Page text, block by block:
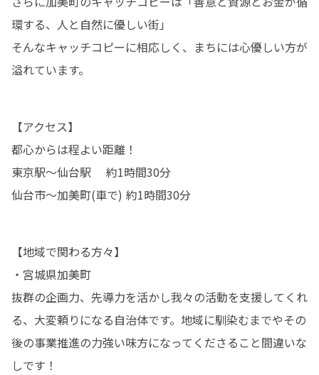
環する、人と自然に優しい街」
そんなキャッチコピーに相応しく、まちには心優しい方が
溢れています。
【アクセス】
都心からは程よい距離！
東京駅～仙台駅 　約1時間30分
仙台市〜加美町(車で) 約1時間30分
【地域で関わる方々】
・宮城県加美町
抜群の企画力、先導力を活かし我々の活動を支援してくれ
る、大変頼りになる自治体です。地域に馴染むまでやその
後の事業推進の力強い味方になってくださること間違いな
しです！